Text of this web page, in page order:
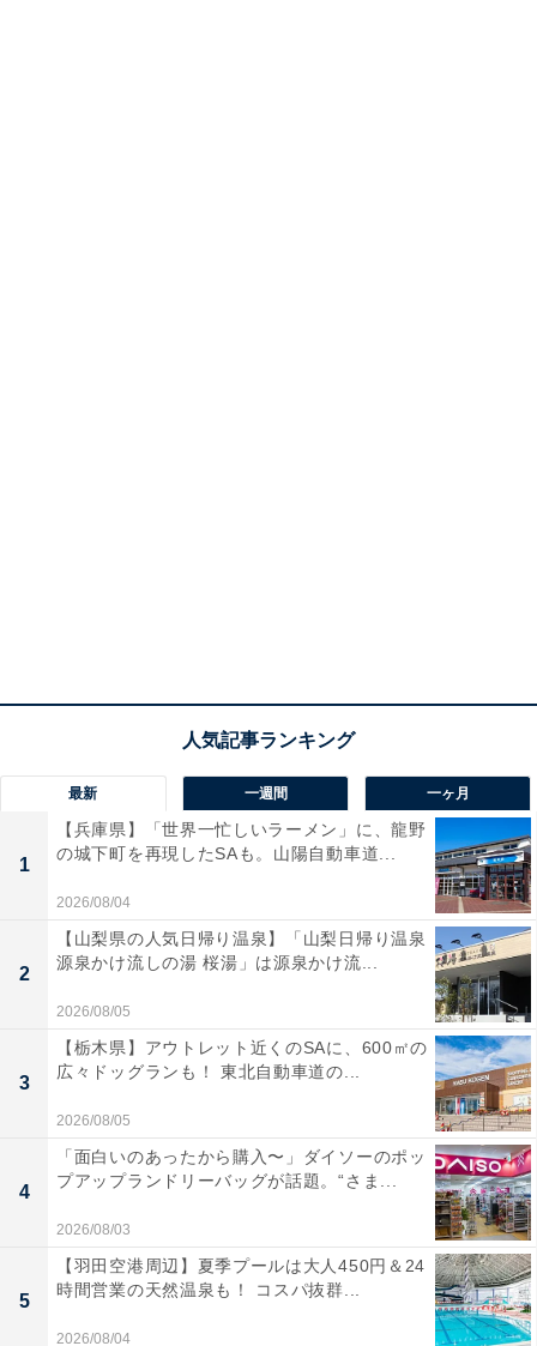
最新 一週間 一ヶ月
1
【兵庫県】「世界一忙しいラーメン」に、龍野
の城下町を再現したSAも。山陽自動車道...
2026/08/04
2
【山梨県の人気日帰り温泉】「山梨日帰り温泉
源泉かけ流しの湯 桜湯」は源泉かけ流...
2026/08/05
3
【栃木県】アウトレット近くのSAに、600㎡の
広々ドッグランも！ 東北自動車道の...
2026/08/05
4
「面白いのあったから購入〜」ダイソーのポッ
プアップランドリーバッグが話題。“さま...
2026/08/03
5
【羽田空港周辺】夏季プールは大人450円＆24
時間営業の天然温泉も！ コスパ抜群...
2026/08/04